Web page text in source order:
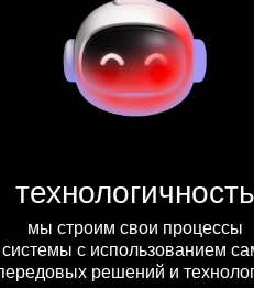
технологичность
мы строим свои процессы
системы с использованием
решений и